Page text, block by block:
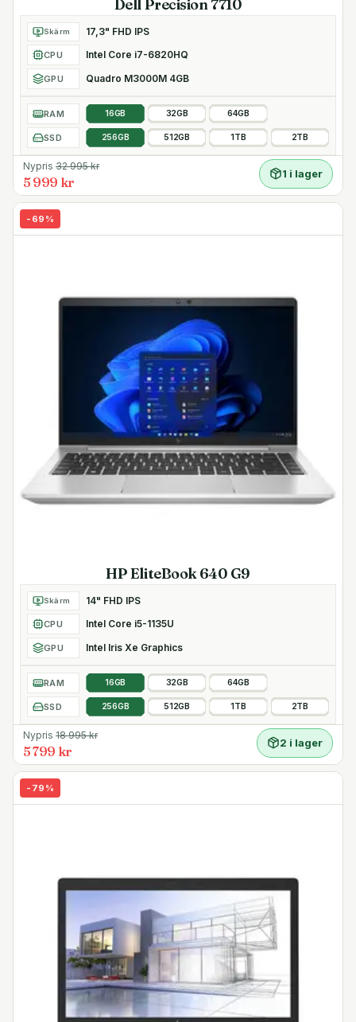
1x SC kortläsare
Mått och vikt
Bredd 33.5 cm
Djup 23.5 cm
Höjd 2.25 cm
Vikt från 1.68 kg
Dell Precision 7710
Skärm 17,3" FHD IPS
CPU Intel Core i7-6820HQ
GPU Quadro M3000M 4GB
RAM 16GB 32GB 64GB
SSD 256GB 512GB 1TB 2TB
Nypris 32 995kr
5 999 kr
1 i lager
- 69 %
HP EliteBook 640 G9
Skärm 14" FHD IPS
CPU Intel Core i5-1135U
GPU Intel Iris Xe Graphics
RAM 16GB 32GB 64GB
SSD 256GB 512GB 1TB 2TB
Nypris 18 995kr
5 799 kr
2 i lager
- 79 %